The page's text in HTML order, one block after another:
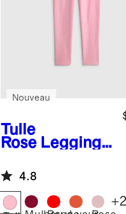
Tulle
Rose Legging
biologique
Nouveau
4.8
+